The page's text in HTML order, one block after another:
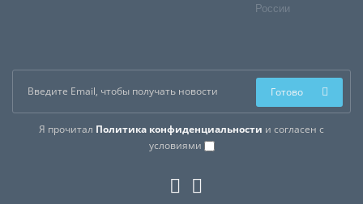
России
Я прочитал Политика конфиденциальности и согласен с
условиями
Готово